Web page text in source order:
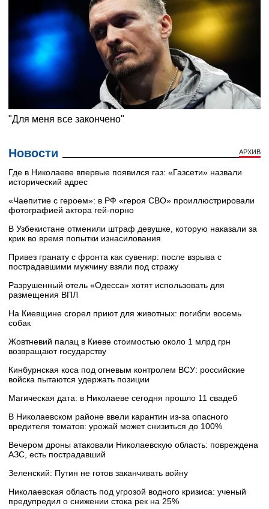
Новости АРХИВ
Где в Николаеве впервые появился газ: «Газсети» назвали
исторический адрес
«Чаепитие с героем»: в РФ «героя СВО» проиллюстрировали
фотографией актора гей-порно
В Узбекистане отменили штраф девушке, которую наказали за
крик во время попытки изнасилования
Привез гранату с фронта как сувенир: после взрыва с
пострадавшими мужчину взяли под стражу
Разрушенный отель «Одесса» хотят использовать для
размещения ВПЛ
На Киевщине сгорел приют для животных: погибли восемь
собак
Жовтневий палац в Киеве стоимостью около 1 млрд грн
возвращают государству
Кинбурнская коса под огневым контролем ВСУ: российские
войска пытаются удержать позиции
Магическая дата: в Николаеве сегодня прошло 11 свадеб
В Николаевском районе ввели карантин из-за опасного
вредителя томатов: урожай может снизиться до 100%
Вечером дроны атаковали Николаевскую область: повреждена
АЗС, есть пострадавший
Зеленский: Путин не готов заканчивать войну
Николаевская область под угрозой водного кризиса: ученый
предупредил о снижении стока рек на 25%